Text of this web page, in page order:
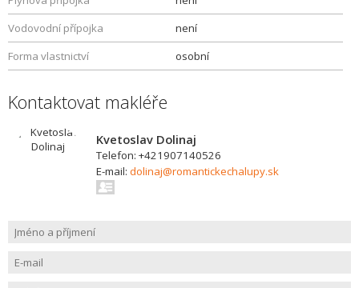
Vodovodní přípojka
není
Forma vlastnictví
osobní
Kontaktovat makléře
Kvetoslav Dolinaj
Telefon: +421907140526
E-mail: dolinaj@romantickechalupy.sk